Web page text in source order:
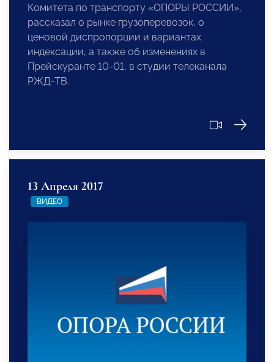
Комитета по транспорту «ОПОРЫ РОССИИ»,
рассказал о рынке грузоперевозок, о
ценовой диспропорции и вариантах
индексации, а также об изменениях в
Прейскуранте 10-01, в студии телеканала
РЖД-ТВ.
13 Апреля 2017
ВИДЕО